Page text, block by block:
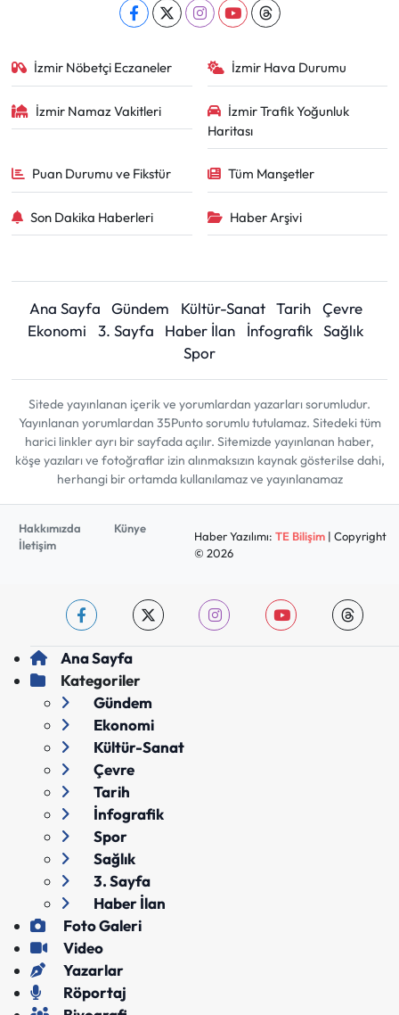
İzmir Nöbetçi Eczaneler İzmir Hava Durumu
İzmir Namaz Vakitleri
İzmir Trafik Yoğunluk
Haritası
Puan Durumu ve Fikstür Tüm Manşetler
Son Dakika Haberleri Haber Arşivi
Ana Sayfa Gündem Kültür-Sanat Tarih
Çevre
Ekonomi
3. Sayfa Haber İlan İnfografik Sağlık
Spor
Sitede yayınlanan içerik ve yorumlardan yazarları sorumludur.
Yayınlanan yorumlardan 35Punto sorumlu tutulamaz. Sitedeki tüm
harici linkler ayrı bir sayfada açılır. Sitemizde yayınlanan haber,
köşe yazıları ve fotoğraflar izin alınmaksızın kaynak gösterilse dahi,
herhangi bir ortamda kullanılamaz ve yayınlanamaz
Hakkımızda
Künye
İletişim
Haber Yazılımı: TE Bilişim| Copyright
© 2026
Ana Sayfa
Kategoriler
Gündem
Ekonomi
Kültür-Sanat
Çevre
Tarih
İnfografik
Spor
Sağlık
3. Sayfa
Haber İlan
Foto Galeri
Video
Yazarlar
Röportaj